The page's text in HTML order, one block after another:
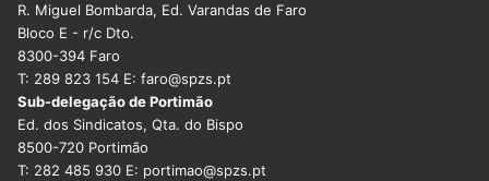
R. Miguel Bombarda, Ed. Varandas de Faro
Bloco E - r/c Dto.
8300-394 Faro
T: 289 823 154 E: faro@spzs.pt
Sub-delegação de Portimão
Ed. dos Sindicatos, Qta. do Bispo
8500-720 Portimão
T: 282 485 930 E: portimao@spzs.pt